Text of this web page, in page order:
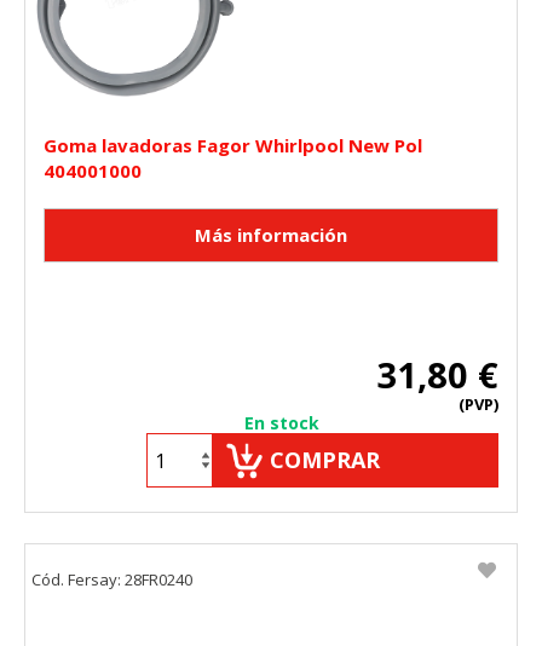
Goma lavadoras Fagor Whirlpool New Pol
404001000
31,80 €
(PVP)
En stock
COMPRAR
Cód. Fersay: 28FR0240